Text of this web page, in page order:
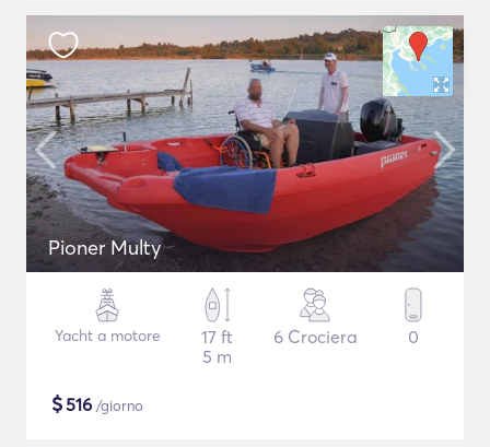
Pioner Multy
Yacht a motore
17 ft
5 m
6 Crociera 0
$516 /giorno